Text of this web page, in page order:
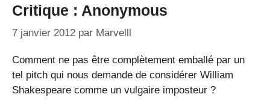
Critique : Anonymous
7 janvier 2012 par Marvelll
Comment ne pas être complètement emballé par un
tel pitch qui nous demande de considérer William
Shakespeare comme un vulgaire imposteur ?